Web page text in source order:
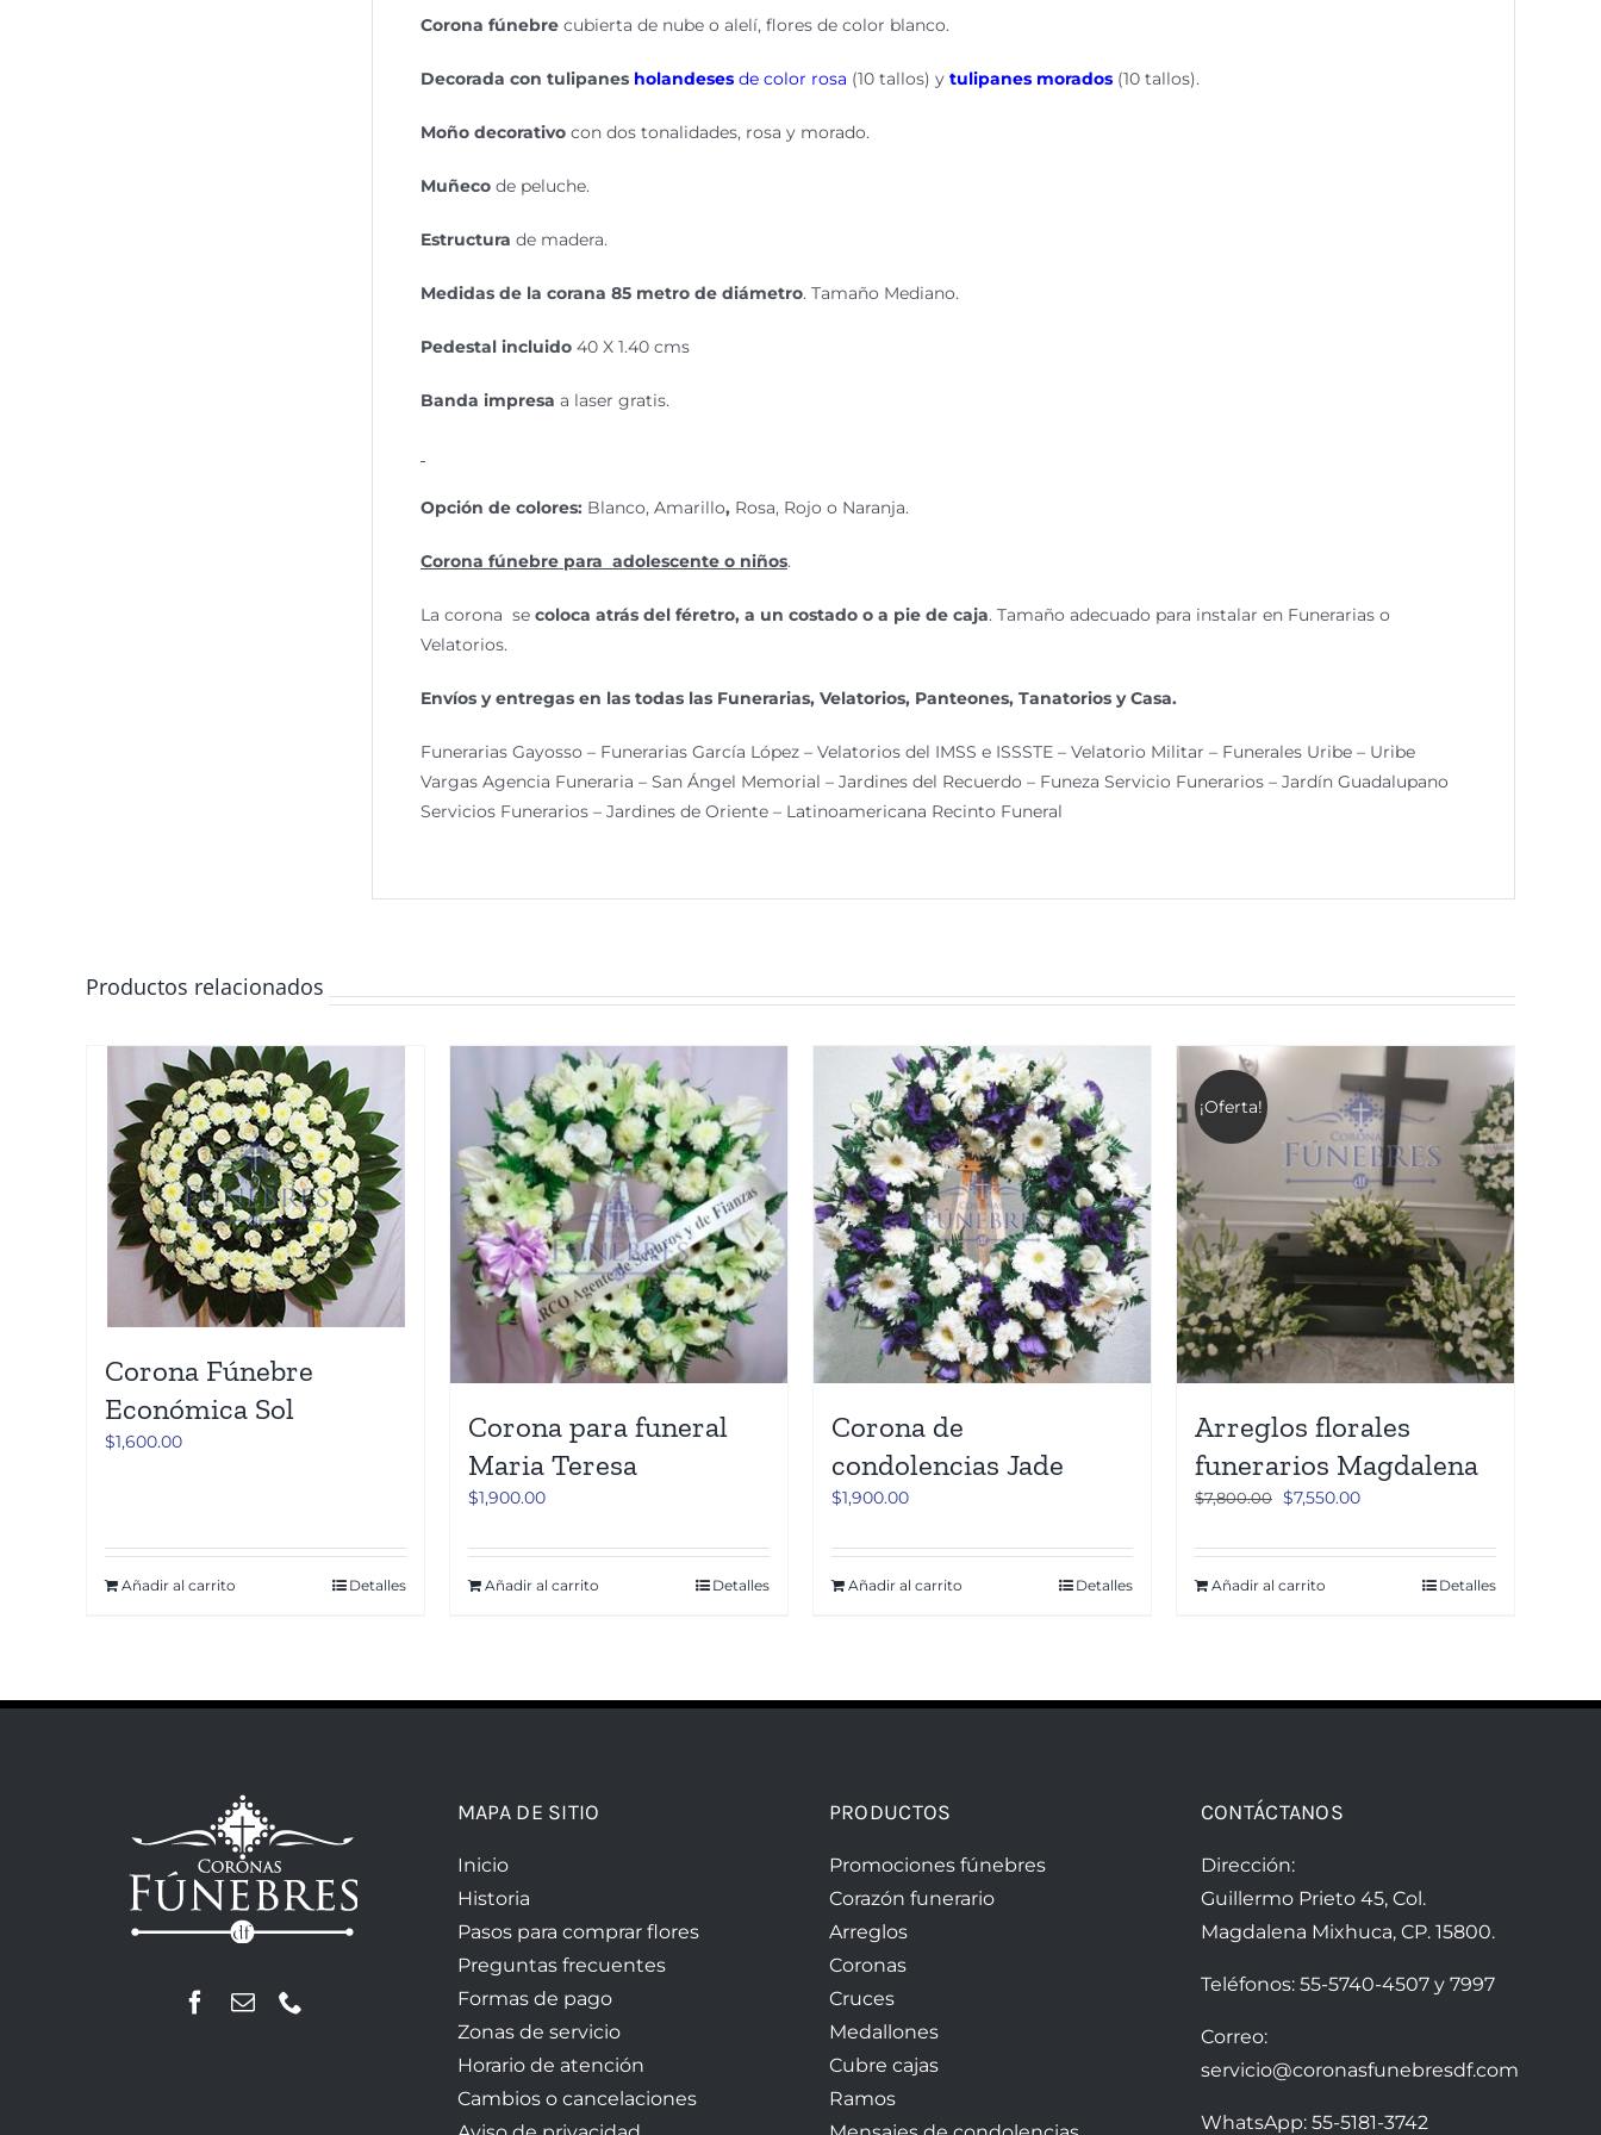
Corona fúnebre cubierta de nube o alelí, flores de color blanco.
Decorada con tulipanes holandeses de color rosa (10 tallos) y tulipanes morados (10 tallos).
Moño decorativo con dos tonalidades, rosa y morado.
Muñeco de peluche.
Estructura de madera.
Medidas de la corana 85 metro de diámetro. Tamaño Mediano.
Pedestal incluido 40 X 1.40 cms
Banda impresa a laser gratis.
Opción de colores: Blanco, Amarillo, Rosa, Rojo o Naranja.
Corona fúnebre para adolescente o niños.
La corona se coloca atrás del féretro, a un costado o a pie de caja. Tamaño adecuado para instalar en Funerarias o
Velatorios.
Envíos y entregas en las todas las Funerarias, Velatorios, Panteones, Tanatorios y Casa.
Funerarias Gayosso – Funerarias García López – Velatorios del IMSS e ISSSTE – Velatorio Militar – Funerales Uribe – Uribe
Vargas Agencia Funeraria – San Ángel Memorial – Jardines del Recuerdo – Funeza Servicio Funerarios – Jardín Guadalupano
Servicios Funerarios – Jardines de Oriente – Latinoamericana Recinto Funeral
Productos relacionados
Corona Fúnebre
Económica Sol
$1,600.00
Añadir al carrito Detalles
Corona para funeral
Maria Teresa
$1,900.00
Añadir al carrito Detalles
Corona de
condolencias Jade
$1,900.00
Añadir al carrito Detalles
¡Oferta!
Arreglos florales
funerarios Magdalena
$7,800.00 El
original
era:
$7,550.00El
actual
Añadir al carrito Detalles
MAPA DE SITIO
Inicio
Historia
Pasos para comprar flores
Preguntas frecuentes
Formas de pago
Zonas de servicio
Horario de atención
Cambios o cancelaciones
PRODUCTOS
Promociones fúnebres
Corazón funerario
Arreglos
Coronas
Cruces
Medallones
Cubre cajas
Ramos
CONTÁCTANOS
Dirección:
Guillermo Prieto 45, Col.
Magdalena Mixhuca, CP. 15800.
Teléfonos: 55-5740-4507y 7997
Correo:
servicio@coronasfunebresdf.com
WhatsApp: 55-5181-3742